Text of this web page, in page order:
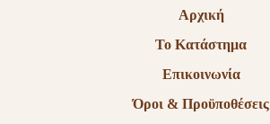
Αρχική
Το Κατάστημα
Επικοινωνία
Όροι & Προϋποθέσεις